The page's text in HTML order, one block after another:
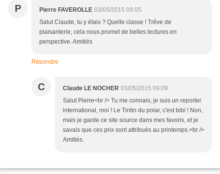
P Pierre FAVEROLLE 03/05/2015 09:05
Salut Claude, tu y étais ? Quelle classe ! Trêve de
plaisanterie, cela nous promet de belles lectures en
perspective. Amitiés
Répondre
C Claude LE NOCHER 03/05/2015 09:09
Salut Pierre<br /> Tu me connais, je suis un reporter
international, moi ! Le Tintin du polar, c'est bibi ! Non,
mais je garde ce site source dans mes favoris, et je
savais que ces prix sont attribués au printemps.<br />
Amitiés.